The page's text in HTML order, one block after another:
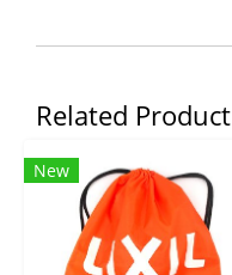
Related Product
New